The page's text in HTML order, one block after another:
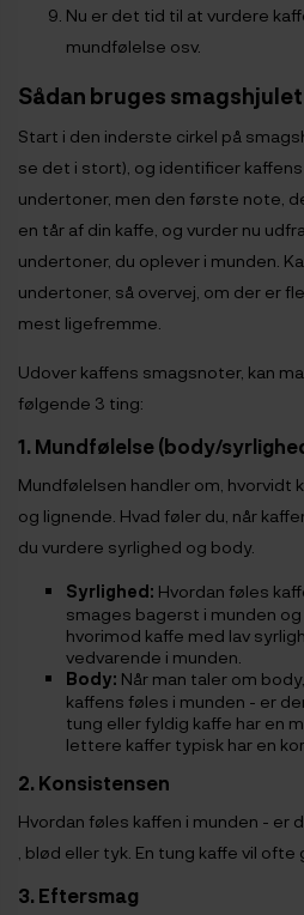
Nu er det tid til at vurdere
mundfølelse osv.
Sådan bruges smagshjulet
Start i den inderste cirkel på
se det i stort), og identificer
undertoner, men den første note,
en tår af din kaffe, og vurder nu
undertoner, du oplever i munden.
undertoner, så overvej, om der er
mest ligefremme.
Udover kaffens smagsnoter, kan
følgende 3 ting:
1. Mundfølelse (body/
Mundfølelsen handler om, hvorvidt
og lignende. Hvad føler du, når
du vurdere syrlighed og body.
Syrlighed: Hvordan føles
smages bagerst i munden og
hvorimod kaffe med lav
vedvarende i munden.
Body: Når man taler om
kaffens føles i munden - er
tung eller fyldig kaffe har en
lettere kaffer typisk har en
2. Konsistensen
Hvordan føles kaffen i munden - er
, blød eller tyk. En tung kaffe vil
3. Eftersmag